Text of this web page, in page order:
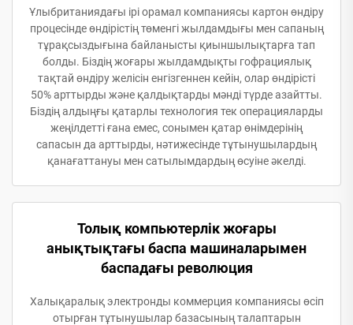
Ұлыбританиядағы ірі орамал компаниясы картон өндіру
процесінде өндірістің төменгі жылдамдығы мен сапаның
тұрақсыздығына байланысты қиыншылықтарға тап
болды. Біздің жоғары жылдамдықты гофрациялық
тақтай өндіру желісін енгізгеннен кейін, олар өндірісті
50% арттырды және қалдықтарды мәнді түрде азайтты.
Біздің алдыңғы қатарлы технология тек операцияларды
жеңілдетті ғана емес, сонымен қатар өнімдерінің
сапасын да арттырды, нәтижесінде тұтынушылардың
қанағаттануы мен сатылымдардың өсуіне әкелді.
Толық компьютерлік жоғары
анықтықтағы баспа машиналарымен
баспадағы революция
Халықаралық электронды коммерция компаниясы өсіп
отырған тұтынушылар базасының талаптарын